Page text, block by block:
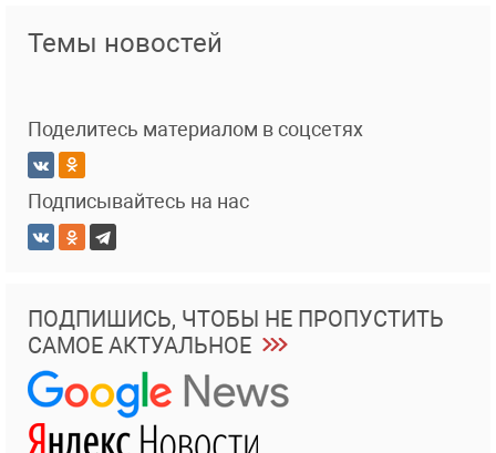
Темы новостей
Поделитесь материалом в соцсетях
Подписывайтесь на нас
ПОДПИШИСЬ, ЧТОБЫ НЕ ПРОПУСТИТЬ
САМОЕ АКТУАЛЬНОЕ